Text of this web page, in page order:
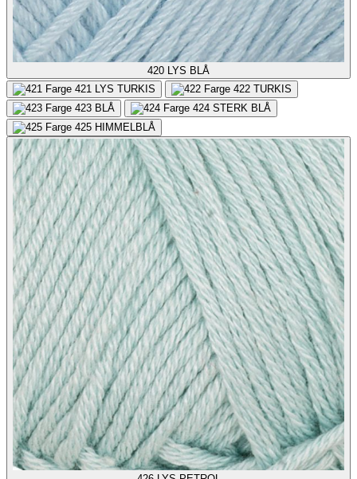
420 LYS BLÅ
421 LYS TURKIS 422 TURKIS
423 BLÅ 424 STERK BLÅ
425 HIMMELBLÅ